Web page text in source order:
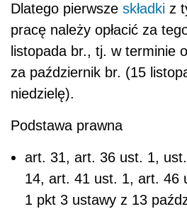
Dlatego pierwsze składki z
pracę należy opłacić za
listopada br., tj. w terminie
za październik br. (15
niedzielę).
Podstawa prawna
art. 31, art. 36 ust. 1,
14, art. 41 ust. 1, art. 46
1 pkt 3 ustawy z 13